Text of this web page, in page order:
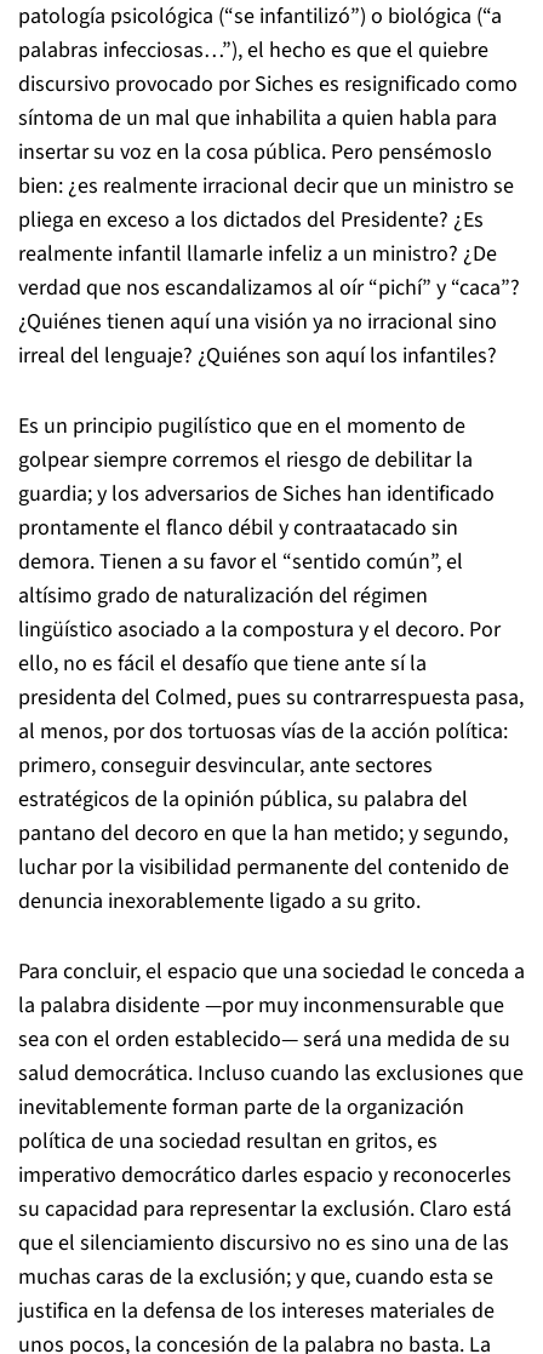
patología psicológica (“se infantilizó”) o biológica (“a
palabras infecciosas…”), el hecho es que el quiebre
discursivo provocado por Siches es resignificado como
síntoma de un mal que inhabilita a quien habla para
insertar su voz en la cosa pública. Pero pensémoslo
bien: ¿es realmente irracional decir que un ministro se
pliega en exceso a los dictados del Presidente? ¿Es
realmente infantil llamarle infeliz a un ministro? ¿De
verdad que nos escandalizamos al oír “pichí” y “caca”?
¿Quiénes tienen aquí una visión ya no irracional sino
irreal del lenguaje? ¿Quiénes son aquí los infantiles?
Es un principio pugilístico que en el momento de
golpear siempre corremos el riesgo de debilitar la
guardia; y los adversarios de Siches han identificado
prontamente el flanco débil y contraatacado sin
demora. Tienen a su favor el “sentido común”, el
altísimo grado de naturalización del régimen
lingüístico asociado a la compostura y el decoro. Por
ello, no es fácil el desafío que tiene ante sí la
presidenta del Colmed, pues su contrarrespuesta pasa,
al menos, por dos tortuosas vías de la acción política:
primero, conseguir desvincular, ante sectores
estratégicos de la opinión pública, su palabra del
pantano del decoro en que la han metido; y segundo,
luchar por la visibilidad permanente del contenido de
denuncia inexorablemente ligado a su grito.
Para concluir, el espacio que una sociedad le conceda a
la palabra disidente —por muy inconmensurable que
sea con el orden establecido— será una medida de su
salud democrática. Incluso cuando las exclusiones que
inevitablemente forman parte de la organización
política de una sociedad resultan en gritos, es
imperativo democrático darles espacio y reconocerles
su capacidad para representar la exclusión. Claro está
que el silenciamiento discursivo no es sino una de las
muchas caras de la exclusión; y que, cuando esta se
justifica en la defensa de los intereses materiales de
unos pocos, la concesión de la palabra no basta. La